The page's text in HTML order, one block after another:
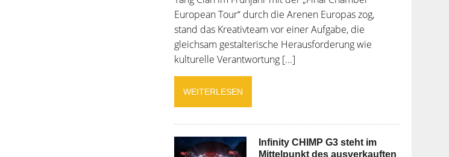
European Tour“ durch die Arenen Europas zog,
stand das Kreativteam vor einer Aufgabe, die
gleichsam gestalterische Herausforderung wie
kulturelle Verantwortung [...]
WEITERLESEN
Infinity CHIMP G3 steht im
Mittelpunkt des ausverkauften